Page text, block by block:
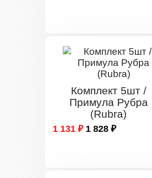
Комплект 5шт /
Примула Рубра
(Rubra)
1 131 ₽ 1 828 ₽